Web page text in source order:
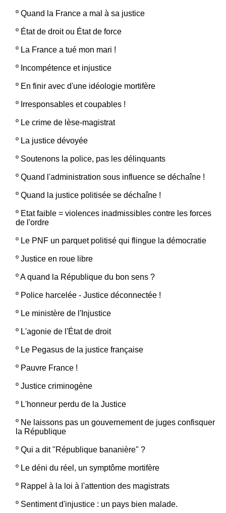
º Quand la France a mal à sa justice
º État de droit ou État de force
º La France a tué mon mari !
º Incompétence et injustice
º En finir avec d'une idéologie mortifère
º Irresponsables et coupables !
º Le crime de lèse-magistrat
º La justice dévoyée
º Soutenons la police, pas les délinquants
º Quand l'administration sous influence se déchaîne !
º Quand la justice politisée se déchaîne !
º Etat faible = violences inadmissibles contre les forces
de l'ordre
º Le PNF un parquet politisé qui flingue la démocratie
º Justice en roue libre
ºA quand la République du bon sens ?
º Police harcelée - Justice déconnectée !
º Le ministère de l'Injustice
º L'agonie de l'État de droit
º Le Pegasus de la justice française
º Pauvre France !
º Justice criminogène
º L'honneur perdu de la Justice
º Ne laissons pas un gouvernement de juges confisquer
la République
º Qui a dit "République bananière" ?
º Le déni du réel, un symptôme mortifère
º Rappel à la loi à l'attention des magistrats
º Sentiment d'injustice : un pays bien malade.